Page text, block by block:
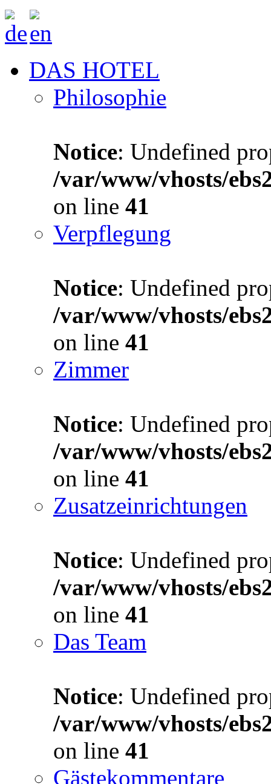
DAS HOTEL
Philosophie
Notice: Undefined
/var/www/vhosts/
on line 41
Verpflegung
Notice: Undefined
/var/www/vhosts/
on line 41
Zimmer
Notice: Undefined
/var/www/vhosts/
on line 41
Zusatzeinrichtungen
Notice: Undefined
/var/www/vhosts/
on line 41
Das Team
Notice: Undefined
/var/www/vhosts/
on line 41
Gästekommentare